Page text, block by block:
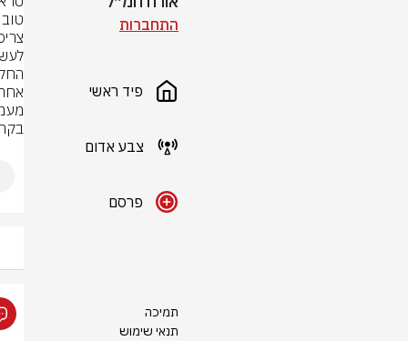
התחברות
פיד ראשי
צבע אדום
פרסם
תמיכה
תנאי שימוש